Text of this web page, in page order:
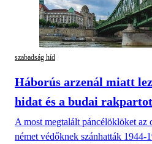
szabadság híd
Háborús arzenál miatt
hidat és a budai rakpartot
A most megtalált páncélöklöket az
német védőknek szánhatták 1944-